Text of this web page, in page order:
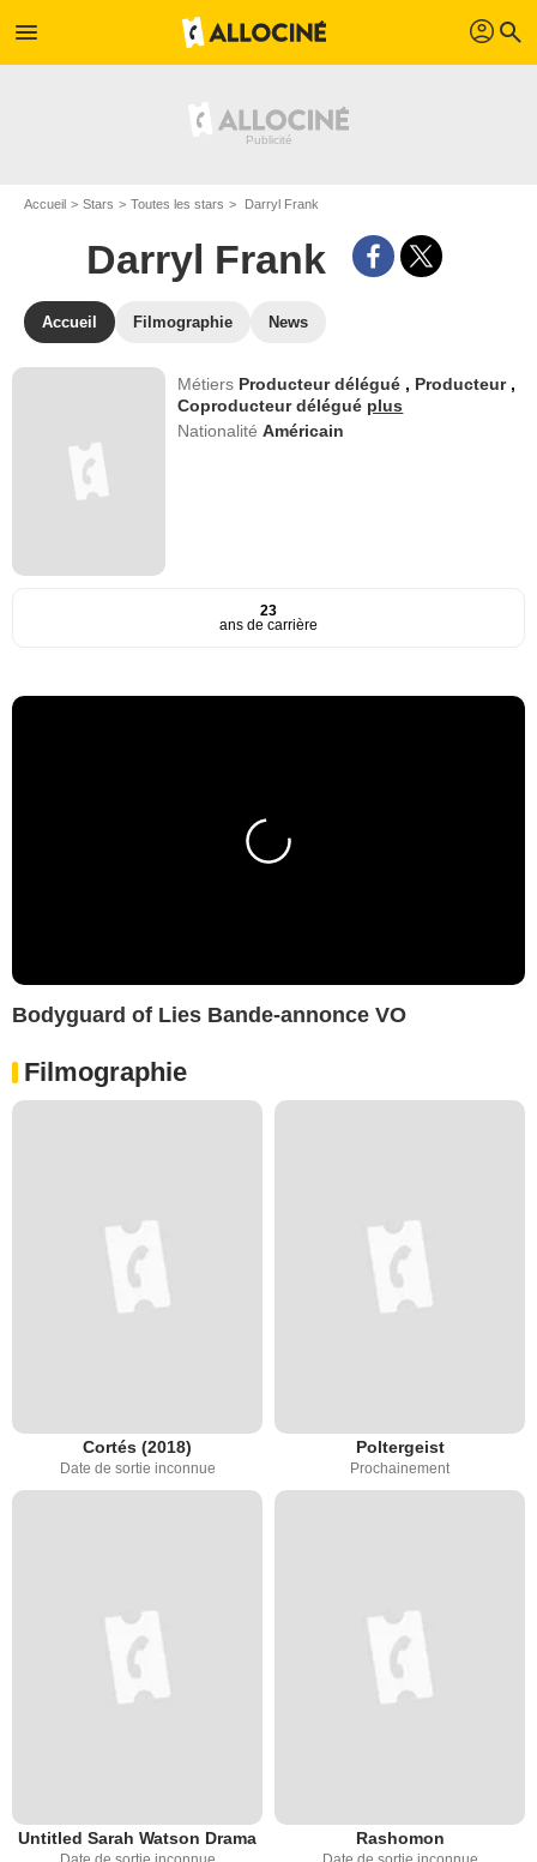
menu profil search
Accueil Stars Toutes les stars Darryl Frank
Darryl Frank
Accueil Filmographie News
Métiers Producteur délégué , Producteur ,
Coproducteur délégué plus
NationalitéAméricain
23
ans de carrière
Bodyguard of Lies Bande-annonce VO
Filmographie
Cortés (2018)
Date de sortie inconnue
Poltergeist
Prochainement
Untitled Sarah Watson Drama Rashomon